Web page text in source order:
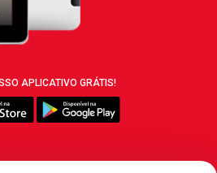
APLICATIVO GRÁTIS!